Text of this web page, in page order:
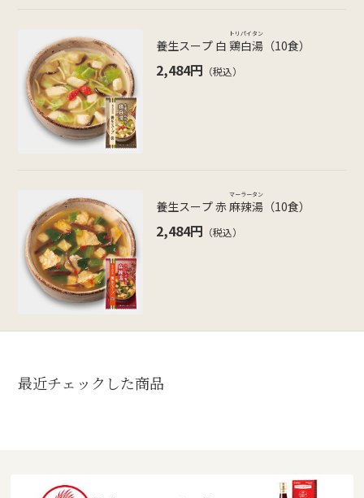
養生スープ 白 鶏白湯
トリパイタン
（10食）
2,484円 （税込）
養生スープ 赤麻辣湯
マーラータン
（10食）
2,484円 （税込）
最近チェックした商品